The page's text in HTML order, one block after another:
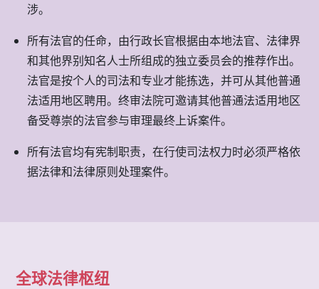
涉。
所有法官的任命，由行政长官根据由本地法官、法律界
和其他界别知名人士所组成的独立委员会的推荐作出。
法官是按个人的司法和专业才能拣选，并可从其他普通
法适用地区聘用。终审法院可邀请其他普通法适用地区
备受尊崇的法官参与审理最终上诉案件。
所有法官均有宪制职责，在行使司法权力时必须严格依
据法律和法律原则处理案件。
全球法律枢纽